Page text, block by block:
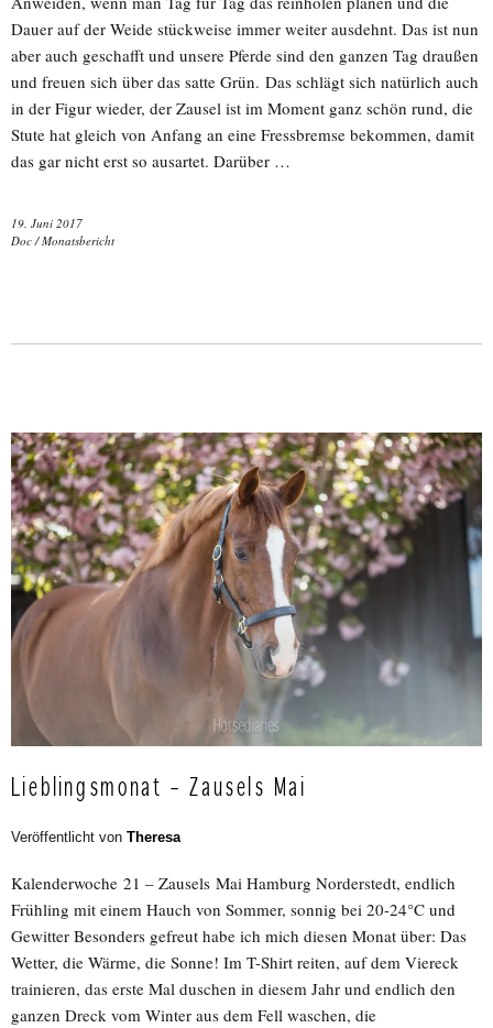
Dauer auf der Weide stückweise immer weiter ausdehnt. Das ist nun
aber auch geschafft und unsere Pferde sind den ganzen Tag draußen
und freuen sich über das satte Grün. Das schlägt sich natürlich auch
in der Figur wieder, der Zausel ist im Moment ganz schön rund, die
Stute hat gleich von Anfang an eine Fressbremse bekommen, damit
das gar nicht erst so ausartet. Darüber …
19. Juni 2017
Doc /Monatsbericht
Lieblingsmonat – Zausels Mai
Veröffentlicht von Theresa
Kalenderwoche 21 – Zausels Mai Hamburg Norderstedt, endlich
Frühling mit einem Hauch von Sommer, sonnig bei 20-24°C und
Gewitter Besonders gefreut habe ich mich diesen Monat über: Das
Wetter, die Wärme, die Sonne! Im T-Shirt reiten, auf dem Viereck
trainieren, das erste Mal duschen in diesem Jahr und endlich den
ganzen Dreck vom Winter aus dem Fell waschen, die